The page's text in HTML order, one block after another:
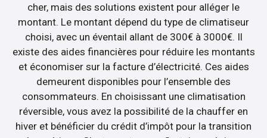
cher, mais des solutions existent pour alléger le
montant. Le montant dépend du type de climatiseur
choisi, avec un éventail allant de 300€ à 3000€. Il
existe des aides financières pour réduire les montants
et économiser sur la facture d’électricité. Ces aides
demeurent disponibles pour l’ensemble des
consommateurs. En choisissant une climatisation
réversible, vous avez la possibilité de la chauffer en
hiver et bénéficier du crédit d’impôt pour la transition